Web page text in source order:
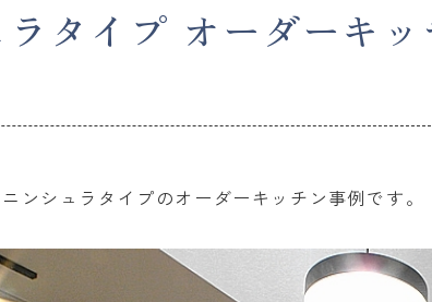
タイプ オーダーキ
ンシュラタイプのオーダーキッチン事例です。